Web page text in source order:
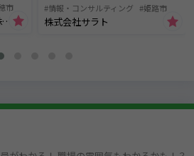
市
ハヤシ アグロサイエンス株式会社
情報・コンサルティング 姫路市
株式会社サラト